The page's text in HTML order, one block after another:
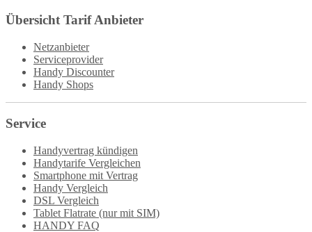
Übersicht Tarif Anbieter
Netzanbieter
Serviceprovider
Handy Discounter
Handy Shops
Service
Handyvertrag kündigen
Handytarife Vergleichen
Smartphone mit Vertrag
Handy Vergleich
DSL Vergleich
Tablet Flatrate (nur mit SIM)
HANDY FAQ